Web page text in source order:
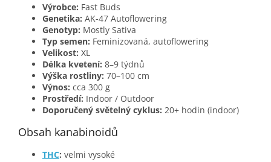
Výrobce: Fast Buds
Genetika: AK-47 Autoflowering
Genotyp: Mostly Sativa
Typ semen: Feminizovaná, autoflowering
Velikost: XL
Délka kvetení: 8–9 týdnů
Výška rostliny: 70–100 cm
Výnos: cca 300 g
Prostředí: Indoor / Outdoor
Doporučený světelný cyklus: 20+ hodin (indoor)
Obsah kanabinoidů
THC: velmi vysoké